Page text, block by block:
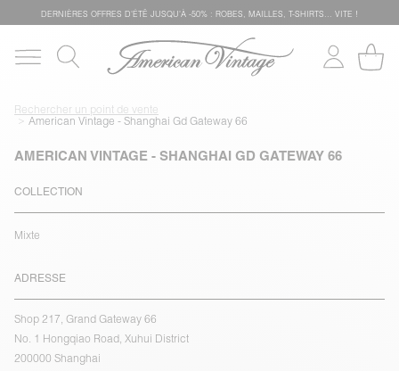
DERNIÈRES OFFRES D'ÉTÊ JUSQU'À -50% : ROBES, MAILLES, T-SHIRTS... VITE !
Rechercher un point de vente
American Vintage - Shanghai Gd Gateway 66
AMERICAN VINTAGE - SHANGHAI GD GATEWAY 66
COLLECTION
Mixte
ADRESSE
Shop 217, Grand Gateway 66
No. 1 Hongqiao Road, Xuhui District
200000 Shanghai